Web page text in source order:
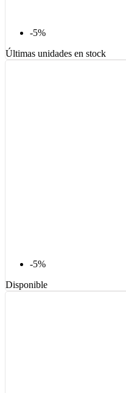
-5%
Últimas unidades en stock
-5%
Disponible